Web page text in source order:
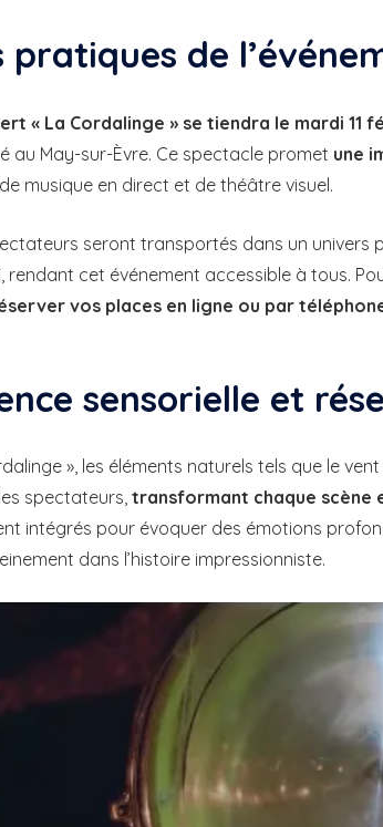
pratiques de
« La Cordalinge » se tiendra le mardi 11
au May-sur-Èvre. Ce spectacle promet une
musique en direct et de théâtre visuel.
seront transportés dans un univers
, rendant cet événement accessible à tous.
vos places en ligne ou par
sensorielle et
», les éléments naturels tels que le
spectateurs, transformant chaque scène
intégrés pour évoquer des émotions
dans l’histoire impressionniste.